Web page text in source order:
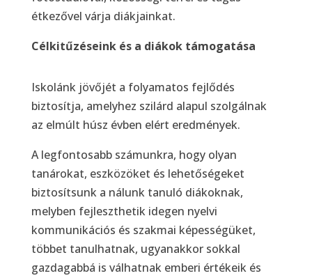
étkezővel várja diákjainkat.
Célkitűzéseink és a diákok támogatása
Iskolánk jövőjét a folyamatos fejlődés
biztosítja, amelyhez szilárd alapul szolgálnak
az elmúlt húsz évben elért eredmények.
A legfontosabb számunkra, hogy olyan
tanárokat, eszközöket és lehetőségeket
biztosítsunk a nálunk tanuló diákoknak,
melyben fejleszthetik idegen nyelvi
kommunikációs és szakmai képességüket,
többet tanulhatnak, ugyanakkor sokkal
gazdagabbá is válhatnak emberi értékeik és